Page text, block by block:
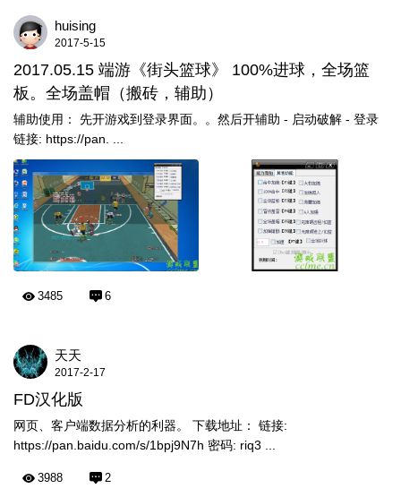
huising
2017-5-15
2017.05.15 端游《街头篮球》 100%进球，全场篮
板。全场盖帽（搬砖，辅助）
辅助使用： 先开游戏到登录界面。。然后开辅助 - 启动破解 - 登录
链接: https://pan. ...
3485 6
天天
2017-2-17
FD汉化版
网页、客户端数据分析的利器。 下载地址： 链接:
https://pan.baidu.com/s/1bpj9N7h 密码: riq3 ...
3988 2